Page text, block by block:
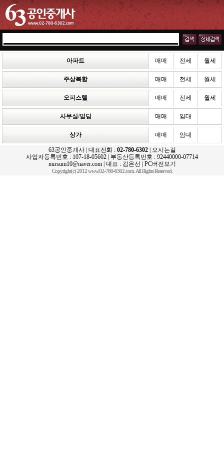
아파트 매매 전세 월세
주상복합 매매 전세 월세
오피스텔 매매 전세 월세
사무실/빌딩 매매 임대
상가 매매 임대
63공인중개사 | 대표전화 : 02-780-6302|
오시는길
사업자등록번호 : 107-18-05602 | 부동산등록번호 : 92440000-07714
nursum10@naver.com | 대표 : 김은선 | PC버전보기
Copyright(c) 2012 www.02-780-6302.com. All Rights Reserved.